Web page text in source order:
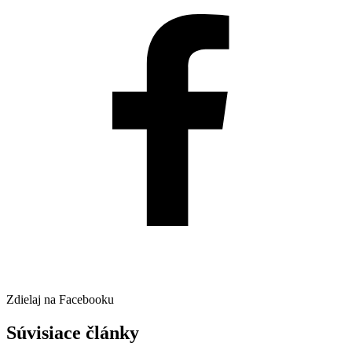
Zdielaj na Facebooku
Súvisiace články